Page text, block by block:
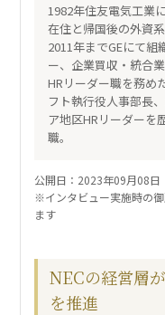
1982年住友電気工業
在住と帰国後の外資
2011年までGEにて組
ー、企業買収・統合
HRリーダー職を務め
フト執行役人事部長
ア地区HRリーダーを
職。
公開日：2023年09月08日
※インタビュー実施時の
ます
NECの経営層
を推進